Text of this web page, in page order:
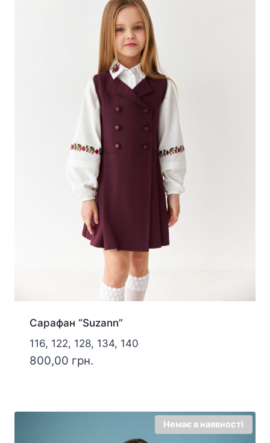
Сарафан “Suzann”
116, 122, 128, 134, 140
800,00 грн.
Немає в наявності